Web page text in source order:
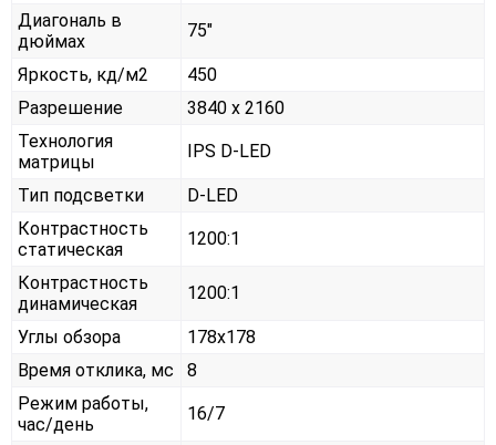
Диагональ в
дюймах
75"
Яркость, кд/м2
450
Разрешение
3840 x 2160
Технология
матрицы
IPS D-LED
Тип подсветки
D-LED
Контрастность
статическая
1200:1
Контрастность
динамическая
1200:1
Углы обзора
178x178
Время отклика, мс
8
Режим работы,
час/день
16/7